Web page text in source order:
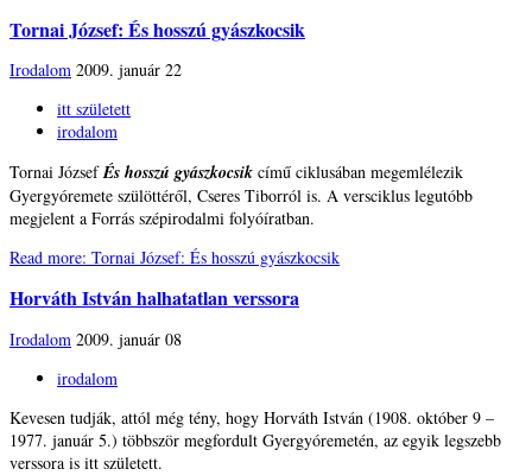
Tornai József: És hosszú gyászkocsik
Irodalom 2009. január 22
itt született
irodalom
Tornai JózsefÉs hosszú gyászkocsik című ciklusában megemlélezik
Gyergyóremete szülöttéről, Cseres Tiborról is. A versciklus legutóbb
megjelent a Forrás szépirodalmi folyóíratban.
Read more: Tornai József: És hosszú gyászkocsik
Horváth István halhatatlan verssora
Irodalom 2009. január 08
irodalom
Kevesen tudják, attól még tény, hogy Horváth István (1908. október 9 –
1977. január 5.) többször megfordult Gyergyóremetén, az egyik legszebb
verssora is itt született.